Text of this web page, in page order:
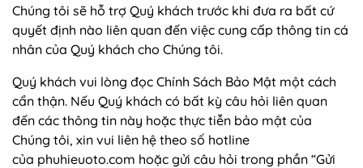
Chúng tôi sẽ hỗ trợ Quý khách trước khi đưa ra bất cứ
quyết định nào liên quan đến việc cung cấp thông tin cá
nhân của Quý khách cho Chúng tôi.
Quý khách vui lòng đọc Chính Sách Bảo Mật một cách
cẩn thận. Nếu Quý khách có bất kỳ câu hỏi liên quan
đến các thông tin này hoặc thực tiễn bảo mật của
Chúng tôi, xin vui liên hệ theo số hotline
của phuhieuoto.com hoặc gửi câu hỏi trong phần “Gửi